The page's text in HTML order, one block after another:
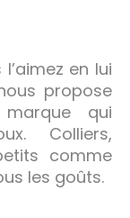
en lui
propose
qui
Colliers,
comme
les goûts.